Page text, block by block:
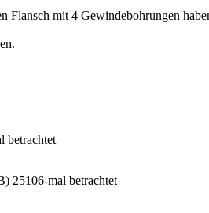
Flansch mit 4 Gewindebohrungen
betrachtet
25106-mal betrachtet